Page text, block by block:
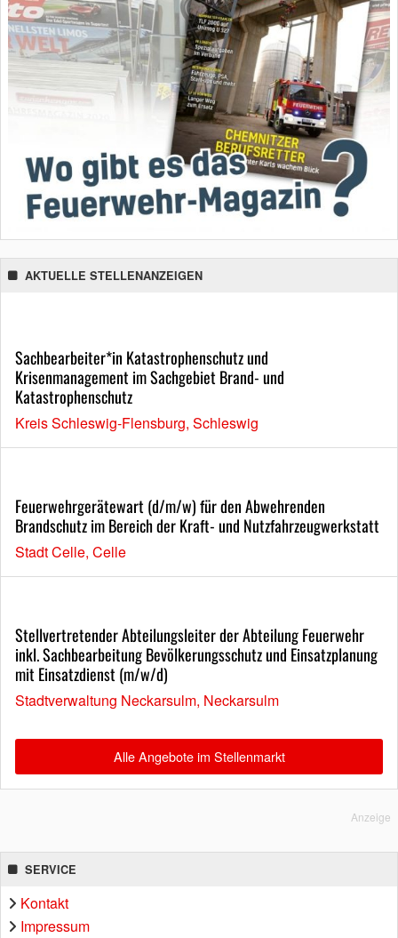
AKTUELLE STELLENANZEIGEN
Sachbearbeiter*in Katastrophenschutz und
Krisenmanagement im Sachgebiet Brand- und
Katastrophenschutz
Kreis Schleswig-Flensburg, Schleswig
Feuerwehrgerätewart (d/m/w) für den Abwehrenden
Brandschutz im Bereich der Kraft- und Nutzfahrzeugwerkstatt
Stadt Celle, Celle
Stellvertretender Abteilungsleiter der Abteilung Feuerwehr
inkl. Sachbearbeitung Bevölkerungsschutz und Einsatzplanung
mit Einsatzdienst (m/w/d)
Stadtverwaltung Neckarsulm, Neckarsulm
Alle Angebote im Stellenmarkt
Anzeige
SERVICE
Kontakt
Impressum